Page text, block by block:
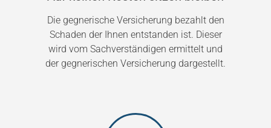
Die gegnerische Versicherung bezahlt den
Schaden der Ihnen entstanden ist. Dieser
wird vom Sachverständigen ermittelt und
der gegnerischen Versicherung dargestellt.